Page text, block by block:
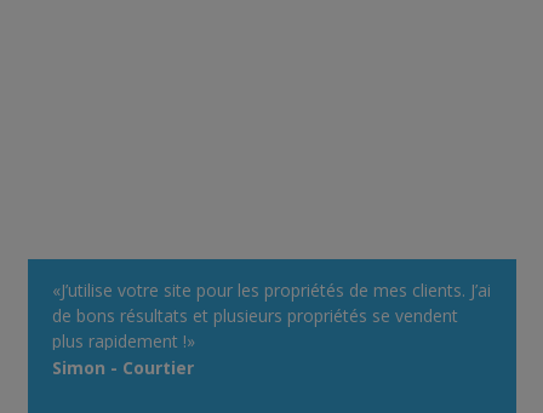
«J’utilise votre site pour les propriétés de mes clients. J’ai
de bons résultats et plusieurs propriétés se vendent
plus rapidement !»
Simon - Courtier